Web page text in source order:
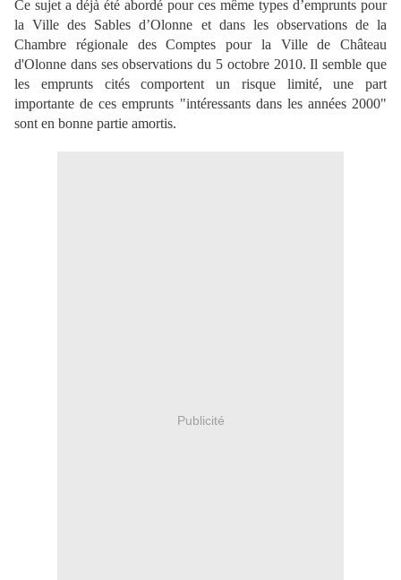
Ce sujet a déjà été abordé pour ces même types d’emprunts pour
la Ville des Sables d’Olonne et dans les observations de la
Chambre régionale des Comptes pour la Ville de Château
d'Olonne dans ses observations du 5 octobre 2010. Il semble que
les emprunts cités comportent un risque limité, une part
importante de ces emprunts "intéressants dans les années 2000"
sont en bonne partie amortis.
Publicité